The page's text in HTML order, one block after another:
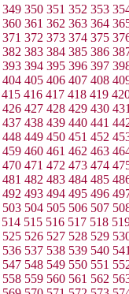
349 350 351 352 353
360 361 362 363 364
371 372 373 374 375
382 383 384 385 386
393 394 395 396 397
404 405 406 407 408
415 416 417 418 419
426 427 428 429 430
437 438 439 440 441
448 449 450 451 452
459 460 461 462 463
470 471 472 473 474
481 482 483 484 485
492 493 494 495 496
503 504 505 506 507
514 515 516 517 518
525 526 527 528 529
536 537 538 539 540
547 548 549 550 551
558 559 560 561 562